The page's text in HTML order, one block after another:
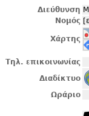
Διεύθυνση
Νομός
Χάρτης
Τηλ. επικοινωνίας
Διαδίκτυο
Ωράριο